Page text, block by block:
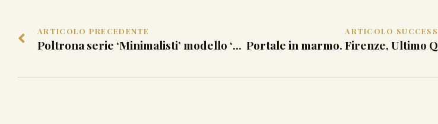
ARTICOLO PRECEDENTE
Poltrona serie ‘Minimalisti’ modello ‘Glass’ Anacleto Spazzapan
ARTICOLO